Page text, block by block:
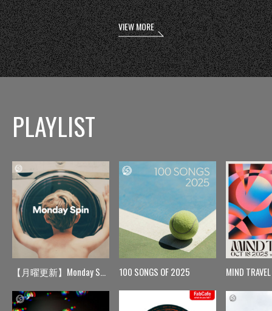
VIEW MORE
PLAYLIST
【月曜更新】Monday Spin 100 SONGS OF 2025 MIND TRAVEL